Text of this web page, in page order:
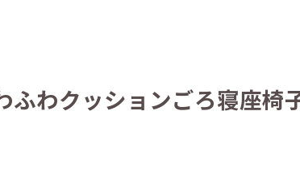
ふわクッションごろ寝座椅